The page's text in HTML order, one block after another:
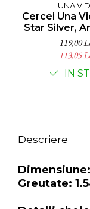
UNA
Cercei Una
Star Silver,
119,00
113,05
IN
Descriere
Greutate: